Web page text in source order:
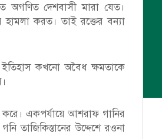
অগণিত দেশবাসী মারা যেত।
করত। তাই রক্তের বন্যা
কখনো অবৈধ ক্ষমতাকে
একপর্যায়ে আশরাফ গানির
তাজিকিস্তানের উদ্দেশে রওনা